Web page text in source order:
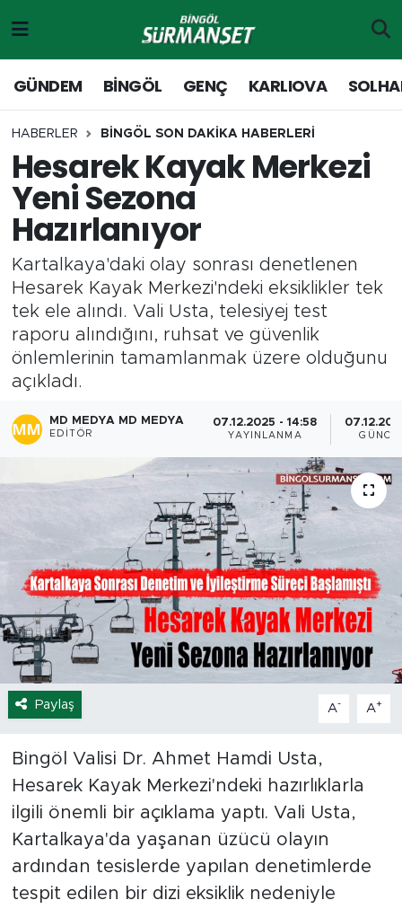
GÜNDEM BİNGÖL GENÇ KARLIOVA
HABERLER BİNGÖL SON DAKİKA HABERLERİ
Hesarek Kayak Merkezi
Yeni Sezona
Hazırlanıyor
Kartalkaya'daki olay sonrası denetlenen
Hesarek Kayak Merkezi'ndeki eksiklikler tek
tek ele alındı. Vali Usta, telesiyej test
raporu alındığını, ruhsat ve güvenlik
önlemlerinin tamamlanmak üzere olduğunu
açıkladı.
MD MEDYA MD MEDYA
EDITÖR
07.12.2025 - 14:58
YAYINLANMA
Paylaş A- A+
Bingöl Valisi Dr. Ahmet Hamdi Usta,
Hesarek Kayak Merkezi'ndeki hazırlıklarla
ilgili önemli bir açıklama yaptı. Vali Usta,
Kartalkaya'da yaşanan üzücü olayın
ardından tesislerde yapılan denetimlerde
tespit edilen bir dizi eksiklik nedeniyle
Genç
Solhan
Karlıova
Yayladere-Yedisu
MD Prestij Dergisi
Siyaset
Spor
Yaşam
Eğitim
Ekonomi
Hava Durumu
Tavz Der
Bingöl Kaza Haberleri
Merkez Hava Durumu
Merkez Trafik Yoğunluk Haritası
Süper Lig Puan Durumu ve Fikstür
Tüm Manşetler
Son Dakika Haberleri
Haber Arşivi